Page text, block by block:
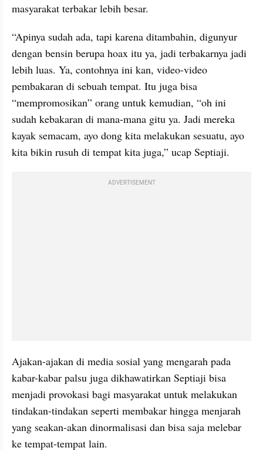
masyarakat terbakar lebih besar.
“Apinya sudah ada, tapi karena ditambahin, digunyur
dengan bensin berupa hoax itu ya, jadi terbakarnya jadi
lebih luas. Ya, contohnya ini kan, video-video
pembakaran di sebuah tempat. Itu juga bisa
“mempromosikan” orang untuk kemudian, “oh ini
sudah kebakaran di mana-mana gitu ya. Jadi mereka
kayak semacam, ayo dong kita melakukan sesuatu, ayo
kita bikin rusuh di tempat kita juga,” ucap Septiaji.
ADVERTISEMENT
Ajakan-ajakan di media sosial yang mengarah pada
kabar-kabar palsu juga dikhawatirkan Septiaji bisa
menjadi provokasi bagi masyarakat untuk melakukan
tindakan-tindakan seperti membakar hingga menjarah
yang seakan-akan dinormalisasi dan bisa saja melebar
ke tempat-tempat lain.